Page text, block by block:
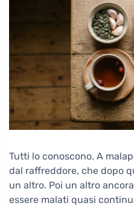
Tutti lo conoscono. A
dal raffreddore, che dopo
un altro. Poi un altro
essere malati quasi